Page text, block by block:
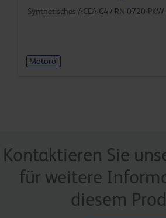
Synthetisches ACEA C4 / RN 0720-
Motoröl
Kontaktieren Sie
für weitere
diesem